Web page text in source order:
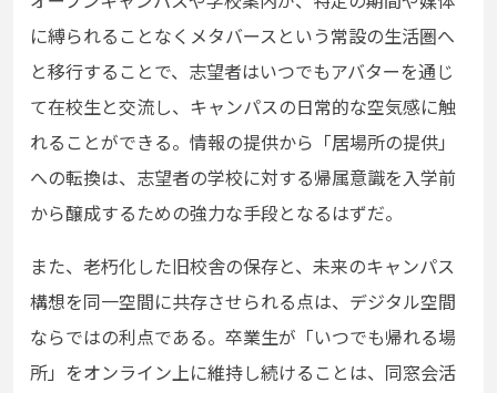
に縛られることなくメタバースという常設の生活圏へ
と移行することで、志望者はいつでもアバターを通じ
て在校生と交流し、キャンパスの日常的な空気感に触
れることができる。情報の提供から「居場所の提供」
への転換は、志望者の学校に対する帰属意識を入学前
から醸成するための強力な手段となるはずだ。
また、老朽化した旧校舎の保存と、未来のキャンパス
構想を同一空間に共存させられる点は、デジタル空間
ならではの利点である。卒業生が「いつでも帰れる場
所」をオンライン上に維持し続けることは、同窓会活